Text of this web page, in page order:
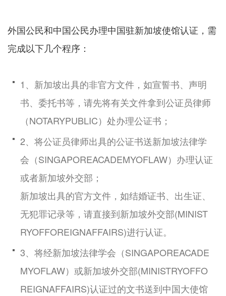
外国公民和中国公民办理中国驻新加坡使馆认证，需
完成以下几个程序：
1、新加坡出具的非官方文件，如宣誓书、声明
书、委托书等，请先将有关文件拿到公证员律师
（NOTARYPUBLIC）处办理公证书；
2、将公证员律师出具的公证书送新加坡法律学
会（SINGAPOREACADEMYOFLAW）办理认证
或者新加坡外交部；
新加坡出具的官方文件，如结婚证书、出生证、
无犯罪记录等，请直接到新加坡外交部(MINIST
RYOFFOREIGNAFFAIRS)进行认证。
3、将经新加坡法律学会（SINGAPOREACADE
MYOFLAW）或新加坡外交部(MINISTRYOFFO
REIGNAFFAIRS)认证过的文书送到中国大使馆